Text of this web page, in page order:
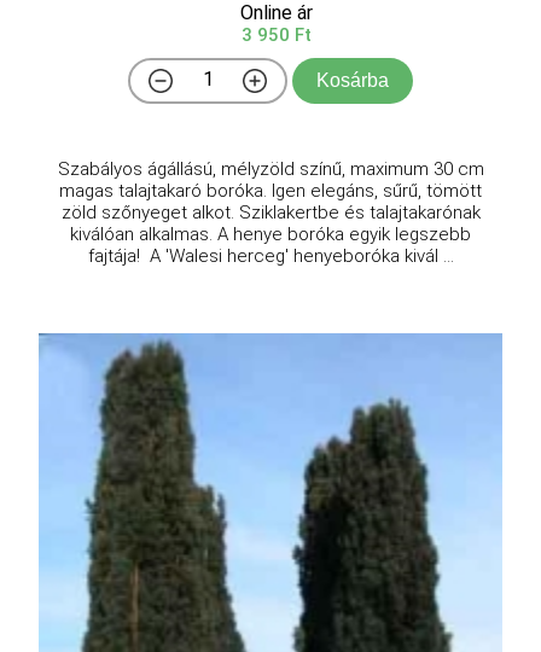
Csavarfűz (Salix matsudana 'Tortuosa') – A csavart
ágú, különleges téli díszfa A csavarfűz – más néven
spirálfűz vagy kígyófűz – a fűzfafélék (Salicaceae)
családjába tartozó, Kínából és Koreából származó
lombhullató fa. A 'Tortuosa' fajtajelzés a lat ...
Walesi herceg henyeboróka
Juniperus horizontalis 'Prince of Wales'
Online ár
3 950 Ft